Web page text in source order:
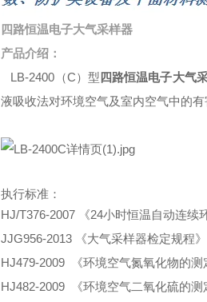
四路恒温电子大气采样器
产品介绍：
LB-2400（C）型四路恒温电子大气
液吸收法对环境空气及室内空气中的有
执行标准：
HJ/T376-2007 《24小时恒温自动连续
JJG956-2013 《大气采样器检定规程》
HJ479-2009 《环境空气氮氧化物的测
HJ482-2009 《环境空气二氧化硫的测